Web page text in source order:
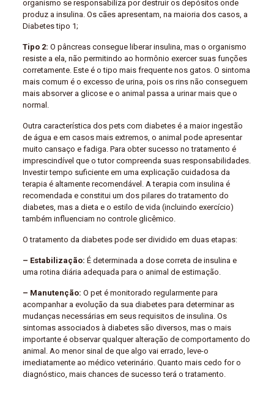
organismo se responsabiliza por destruir os depósitos onde
produz a insulina. Os cães apresentam, na maioria dos casos, a
Diabetes tipo 1;
Tipo 2: O pâncreas consegue liberar insulina, mas o organismo
resiste a ela, não permitindo ao hormônio exercer suas funções
corretamente. Este é o tipo mais frequente nos gatos. O sintoma
mais comum é o excesso de urina, pois os rins não conseguem
mais absorver a glicose e o animal passa a urinar mais que o
normal.
Outra característica dos pets com diabetes é a maior ingestão
de água e em casos mais extremos, o animal pode apresentar
muito cansaço e fadiga. Para obter sucesso no tratamento é
imprescindível que o tutor compreenda suas responsabilidades.
Investir tempo suficiente em uma explicação cuidadosa da
terapia é altamente recomendável. A terapia com insulina é
recomendada e constitui um dos pilares do tratamento do
diabetes, mas a dieta e o estilo de vida (incluindo exercício)
também influenciam no controle glicêmico.
O tratamento da diabetes pode ser dividido em duas etapas:
– Estabilização: É determinada a dose correta de insulina e
uma rotina diária adequada para o animal de estimação.
– Manutenção: O pet é monitorado regularmente para
acompanhar a evolução da sua diabetes para determinar as
mudanças necessárias em seus requisitos de insulina. Os
sintomas associados à diabetes são diversos, mas o mais
importante é observar qualquer alteração de comportamento do
animal. Ao menor sinal de que algo vai errado, leve-o
imediatamente ao médico veterinário. Quanto mais cedo for o
diagnóstico, mais chances de sucesso terá o tratamento.